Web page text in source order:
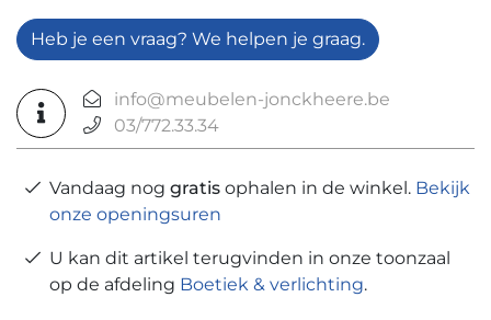
Heb je een vraag? We helpen je graag.
info@meubelen-jonckheere.be
03/772.33.34
Vandaag nog gratis ophalen in de winkel. Bekijk
onze openingsuren
U kan dit artikel terugvinden in onze toonzaal
op de afdeling Boetiek & verlichting.